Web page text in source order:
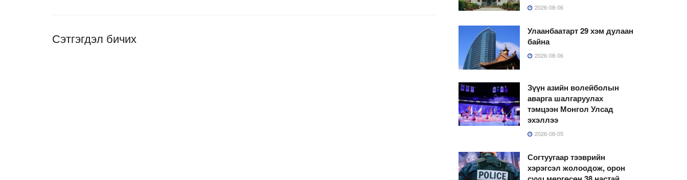
Сэтгэгдэл бичих
2026-08-06
Улаанбаатарт 29 хэм дулаан
байна
2026-08-06
Зүүн азийн волейболын
аварга шалгаруулах
тэмцээн Монгол Улсад
эхэллээ
2026-08-05
Согтуугаар тээврийн
хэрэгсэл жолоодож, орон